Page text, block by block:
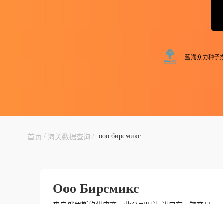
首页 / 海关数据查询 / ооо бирсмикс
Ооо Бирсмикс